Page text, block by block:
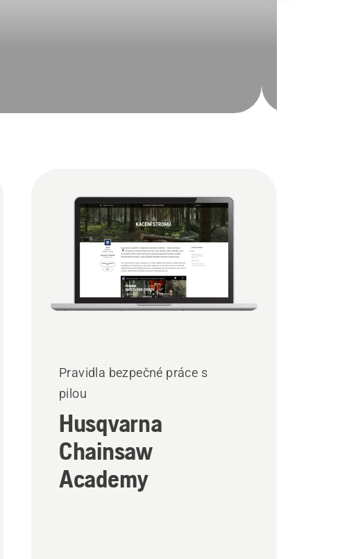
Pravidla bezpečné práce s
pilou
Husqvarna
Chainsaw
Academy